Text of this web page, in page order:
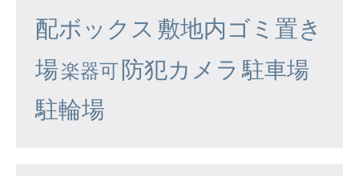
配ボックス 敷地内ゴミ置き
場楽器可防犯カメラ 駐車場
駐輪場